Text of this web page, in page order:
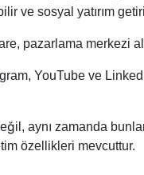
ve sosyal yatırım
pazarlama merkezi
YouTube ve
aynı zamanda
özellikleri mevcuttur.